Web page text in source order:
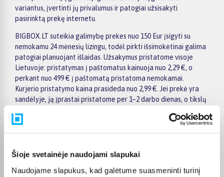
Šioje svetainėje naudojami slapukai
Naudojame slapukus, kad galėtume suasmeninti turinį
variantus, įvertinti jų privalumus ir patogiai užsisakyti
pasirinktą prekę internetu.
BIGBOX.LT suteikia galimybę prekes nuo 150 Eur įsigyti su
nemokamu 24 mėnesių lizingu, todėl pirkti išsimokėtinai galima
patogiai planuojant išlaidas. Užsakymus pristatome visoje
Lietuvoje: pristatymas į paštomatus kainuoja nuo 2,29 €, o
perkant nuo 499 € į paštomatą pristatoma nemokamai.
Kurjerio pristatymo kaina prasideda nuo 2,99 €. Jei prekė yra
sandėlyje, ją įprastai pristatome per 1–2 darbo dienas, o tikslų
Pasirinkę tinkamą prekę iš Sony Playstation Days of Play
pristatymą į paštomatą, kurjeriu arba atsiėmimą BIGBOX.LT
biure Kaune.